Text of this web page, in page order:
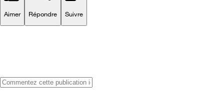
Aimer Répondre Suivre